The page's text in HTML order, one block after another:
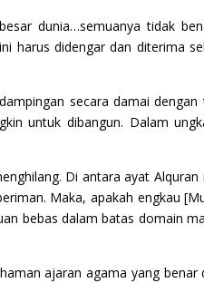
dunia…semuanya tidak
harus didengar dan diterima
secara damai
untuk dibangun. Dalam
Di antara ayat
Maka, apakah engkau
bebas dalam batas domain
ajaran agama yang